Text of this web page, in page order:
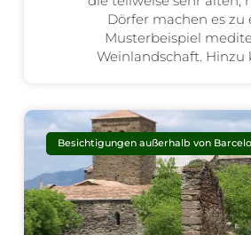
Dörfer machen es zu
Musterbeispiel
Weinlandschaft. Hinzu
Besichtigungen außerhalb von